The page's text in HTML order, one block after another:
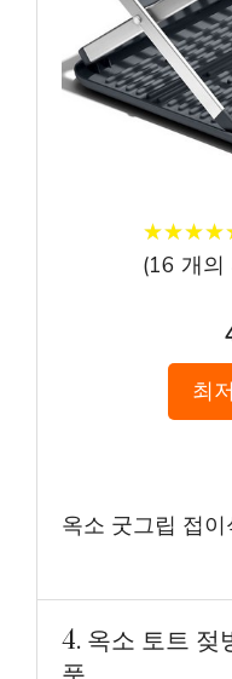
★★★★
★★★★
(16 개의
최
옥소 굿그립 접
4. 옥소 토트 젖